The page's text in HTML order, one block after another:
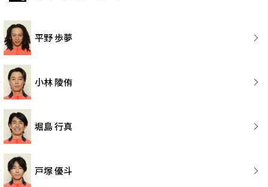
平野 歩夢
小林 陵侑
堀島 行真
戸塚 優斗